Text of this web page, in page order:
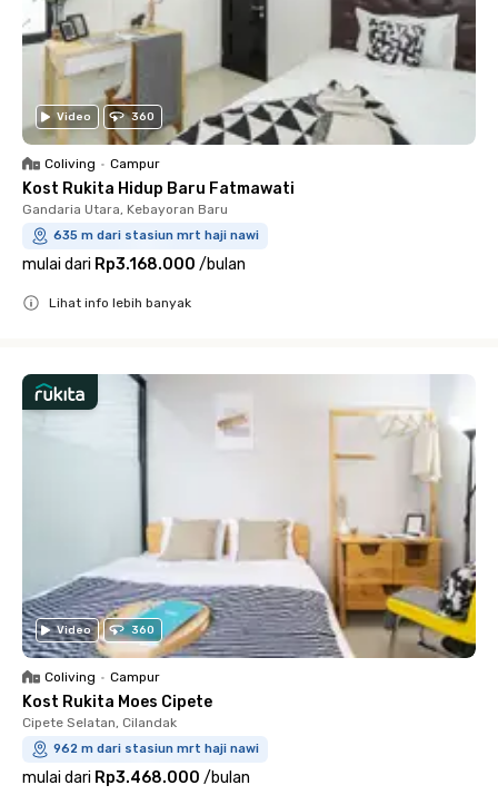
Video 360
Coliving • Campur
Kost Rukita Hidup Baru Fatmawati
Gandaria Utara, Kebayoran Baru
635 m dari stasiun mrt haji nawi
mulai dari Rp3.168.000 /bulan
Lihat info lebih banyak
Video 360
Coliving • Campur
Kost Rukita Moes Cipete
Cipete Selatan, Cilandak
962 m dari stasiun mrt haji nawi
mulai dari Rp3.468.000 /bulan